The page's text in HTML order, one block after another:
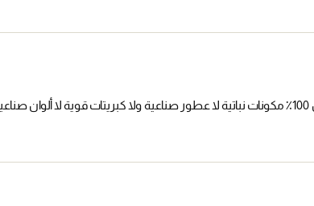
اختبر طبيب الجلدية: خال من مطاط اللاتكس 100٪ مكونات نباتية لا عطور صناعية ولا كبريتات قوية